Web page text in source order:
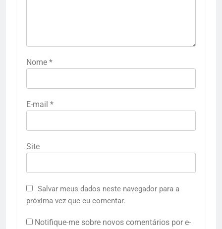
Nome *
E-mail *
Site
Salvar meus dados neste navegador para a
próxima vez que eu comentar.
Notifique-me sobre novos comentários por e-